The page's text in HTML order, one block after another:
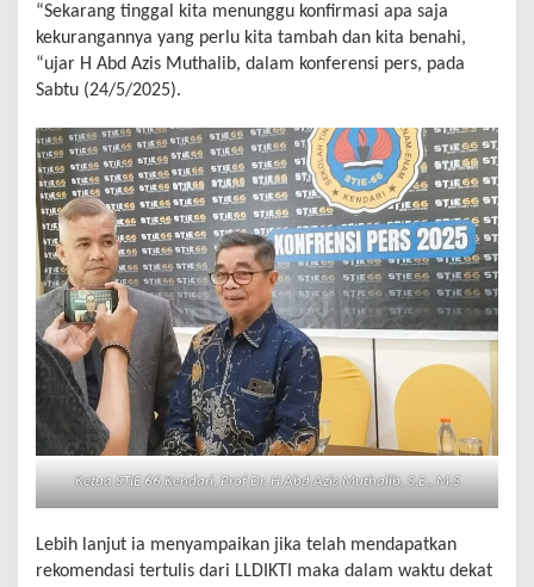
“Sekarang tinggal kita menunggu konfirmasi apa saja
kekurangannya yang perlu kita tambah dan kita benahi,
“ujar H Abd Azis Muthalib, dalam konferensi pers, pada
Sabtu (24/5/2025).
Ketua STIE 66 Kendari, Prof Dr. H Abd Azis Muthalib, S.E., M.S
Lebih lanjut ia menyampaikan jika telah mendapatkan
rekomendasi tertulis dari LLDIKTI maka dalam waktu dekat